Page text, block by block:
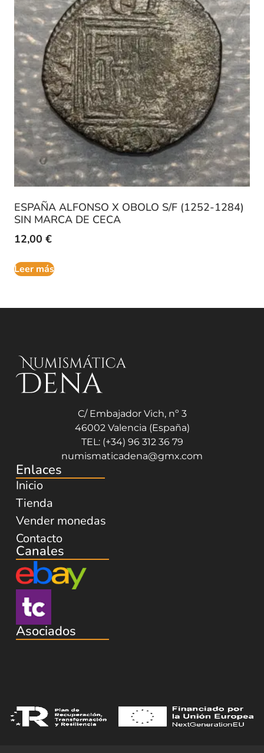
ESPAÑA ALFONSO X OBOLO S/F (1252-1284)
SIN MARCA DE CECA
12,00 €
Leer más
C/ Embajador Vich, nº 3
46002 Valencia (España)
TEL: (+34) 96 312 36 79
numismaticadena@gmx.com
Enlaces
Inicio
Tienda
Vender monedas
Contacto
Canales
Asociados